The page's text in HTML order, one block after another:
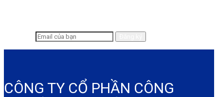
CÔNG TY CỔ PHẦN CÔNG